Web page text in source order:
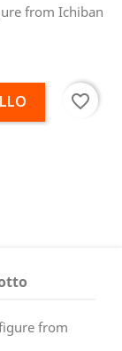
from Ichiban
favorite_border
from